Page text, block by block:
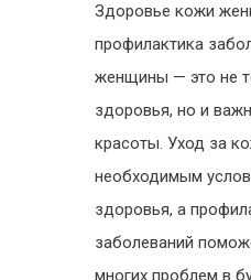
Здоровье кожи
профилактика
женщины — это не
здоровья, но и
красоты. Уход за
необходимым
здоровья, а
заболеваний